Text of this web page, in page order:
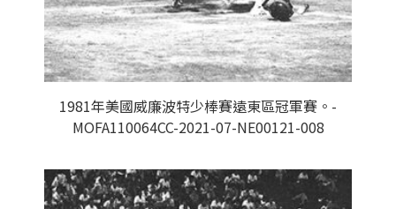
1981年美國威廉波特少棒賽遠東區冠軍賽。-
MOFA110064CC-2021-07-NE00121-008